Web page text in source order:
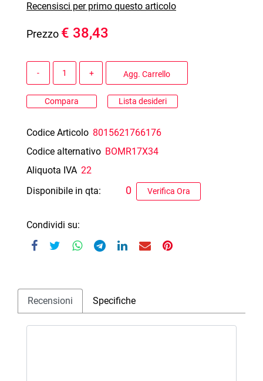
Recensisci per primo questo articolo
Prezzo € 38,43
Agg. Carrello
Compara Lista desideri
Codice Articolo 8015621766176
Codice alternativo BOMR17X34
Aliquota IVA 22
Disponibile in qta:
Verifica Ora
0
Condividi su:
Recensioni Specifiche